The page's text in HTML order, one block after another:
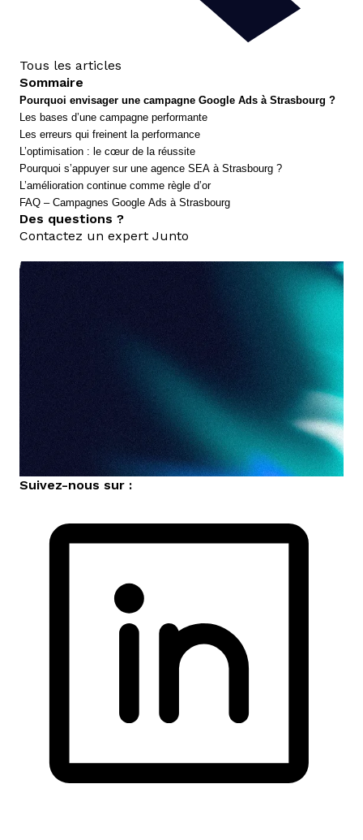
Tous les articles
Sommaire
Pourquoi envisager une campagne Google Ads à Strasbourg ?
Les bases d’une campagne performante
Les erreurs qui freinent la performance
L’optimisation : le cœur de la réussite
Pourquoi s’appuyer sur une agence SEA à Strasbourg ?
L’amélioration continue comme règle d’or
FAQ – Campagnes Google Ads à Strasbourg
Des questions ?
Contactez un expert Junto
Suivez-nous sur :